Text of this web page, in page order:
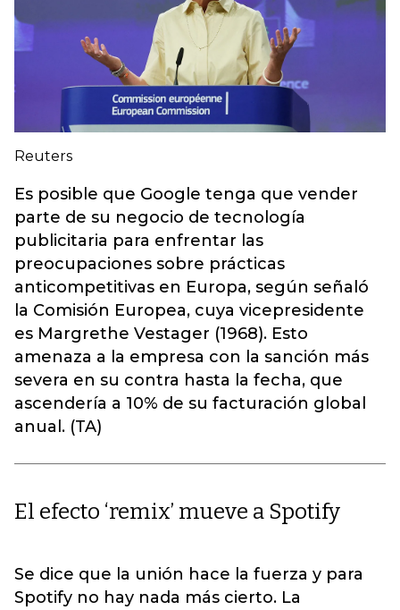
Reuters
Es posible que Google tenga que vender
parte de su negocio de tecnología
publicitaria para enfrentar las
preocupaciones sobre prácticas
anticompetitivas en Europa, según señaló
la Comisión Europea, cuya vicepresidente
es Margrethe Vestager (1968). Esto
amenaza a la empresa con la sanción más
severa en su contra hasta la fecha, que
ascendería a 10% de su facturación global
anual. (TA)
El efecto ‘remix’ mueve a Spotify
Se dice que la unión hace la fuerza y para
Spotify no hay nada más cierto. La